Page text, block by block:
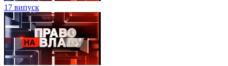
17 випуск